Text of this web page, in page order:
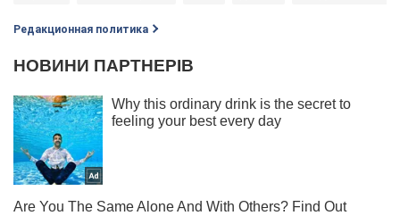
Редакционная политика